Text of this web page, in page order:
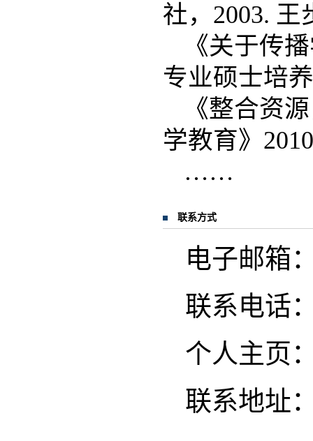
社，2003. 王
《关于传
专业硕士培
《整合资
学教育》
……
联系方式
电子邮箱
联系电话
个人主页
联系地址